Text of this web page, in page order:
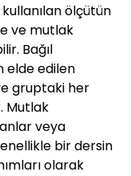
ölçütün
ve mutlak
Bağıl
elde edilen
gruptaki her
Mutlak
veya
bir dersin
olarak